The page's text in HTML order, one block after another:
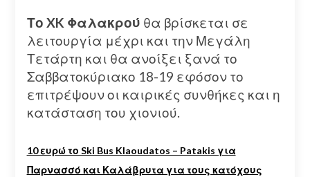
Το XK Φαλακρού θα βρίσκεται σε
λειτουργία μέχρι και την Μεγάλη
Τετάρτη και θα ανοίξει ξανά το
Σαββατοκύριακο 18-19 εφόσον το
επιτρέψουν οι καιρικές συνθήκες και η
κατάσταση του χιονιού.
10 ευρώ το Ski Bus Klaoudatos – Patakis για
Παρνασσό και Καλάβρυτα για τους κατόχους